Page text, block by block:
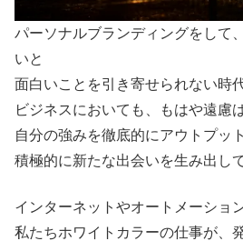
パーソナルブランディングをして
いと
面白いことを引き寄せられない時
ビジネスにおいても、もはや遠慮
自分の強みを徹底的にアウトプッ
積極的に新たな出会いを生み出し
インターネットやオートメーショ
私たちホワイトカラーの仕事が、